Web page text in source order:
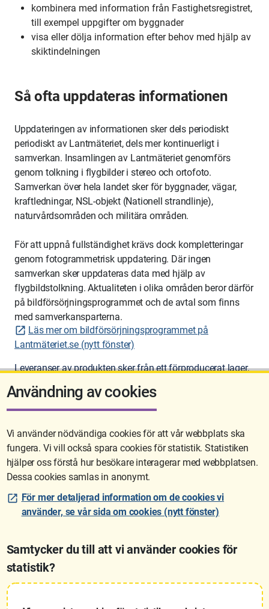
kombinera med information från Fastighetsregistret,
till exempel uppgifter om byggnader
visa eller dölja information efter behov med hjälp av
skiktindelningen
Så ofta uppdateras informationen
Uppdateringen av informationen sker dels periodiskt
periodiskt av Lantmäteriet, dels mer kontinuerligt i
samverkan. Insamlingen av Lantmäteriet genomförs
genom tolkning i flygbilder i stereo och ortofoto.
Samverkan över hela landet sker för byggnader, vägar,
kraftledningar, NSL-objekt (Nationell strandlinje),
naturvårdsområden och militära områden.
För att uppnå fullständighet krävs dock kompletteringar
genom fotogrammetrisk uppdatering. Där ingen
samverkan sker uppdateras data med hjälp av
flygbildstolkning. Aktualiteten i olika områden beror därför
på bildförsörjningsprogrammet och de avtal som finns
med samverkansparterna.
Läs mer om bildförsörjningsprogrammet på
Lantmäteriet.se (nytt fönster)
Leveranser av produkten sker från ett förproducerat lager,
som uppdateras veckovis.
Sidan uppdaterades senast: 2026-06-11 15:56
Användning av cookies
Vi använder nödvändiga cookies för att vår webbplats ska
fungera. Vi vill också spara cookies för statistik. Statistiken
hjälper oss förstå hur besökare interagerar med webbplatsen.
Dessa cookies samlas in anonymt.
För mer detaljerad information om de cookies vi
använder, se vår sida om cookies (nytt fönster)
Samtycker du till att vi använder cookies för
statistik?
Lantmäteriet är den myndighet som kartlägger Sverige. Till våra
uppgifter hör också att registrera och säkra ägandet av alla fastigheter
samt hantera deras gränser. Vi tillhör Landsbygds- och